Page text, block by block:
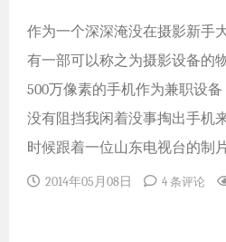
作为一个深深淹没在摄影新手
有一部可以称之为摄影设备的
500万像素的手机作为兼职设
没有阻挡我闲着没事掏出手机
时候跟着一位山东电视台的制
2014年05月08日 4 条评论